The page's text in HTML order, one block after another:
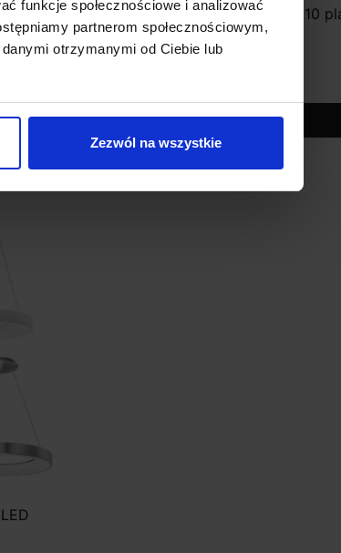
funkcje społecznościowe i analizować
partnerom społecznościowym,
otrzymanymi od Ciebie lub
Zezwól na wszystkie
LUCES TOME SMART LE41509/10
LED 3000K-4000K
Zobacz szczegóły